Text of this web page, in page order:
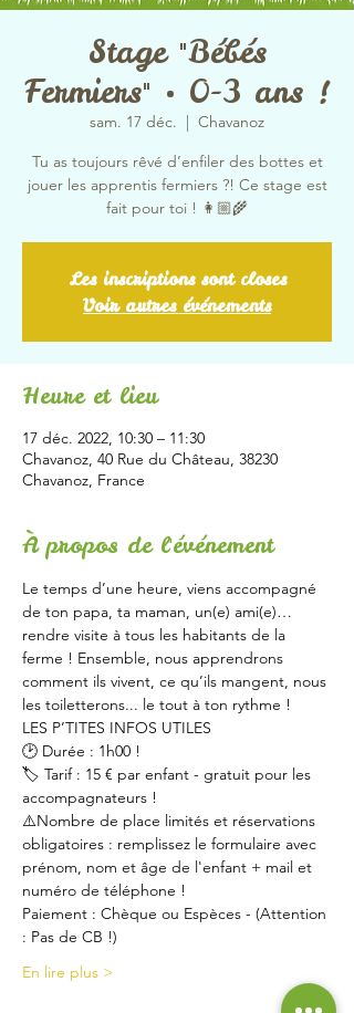
Stage "Bébés
Fermiers" • 0-3 ans !
sam. 17 déc.
  |
Chavanoz
Tu as toujours rêvé d’enfiler des bottes et
jouer les apprentis fermiers ?! Ce stage est
fait pour toi ! 👩🏼‍🌾
Les inscriptions sont closes
Voir autres événements
Heure et lieu
17 déc. 2022, 10:30 – 11:30
Chavanoz, 40 Rue du Château, 38230
Chavanoz, France
À propos de l'événement
Le temps d’une heure, viens accompagné
de ton papa, ta maman, un(e) ami(e)…
rendre visite à tous les habitants de la
ferme ! Ensemble, nous apprendrons
comment ils vivent, ce qu’ils mangent, nous
les toiletterons... le tout à ton rythme !
LES P’TITES INFOS UTILES
🕑 Durée : 1h00 !
🏷 Tarif : 15 € par enfant - gratuit pour les
accompagnateurs !
⚠️Nombre de place limités et réservations
obligatoires : remplissez le formulaire avec
prénom, nom et âge de l'enfant + mail et
numéro de téléphone !
Paiement : Chèque ou Espèces - (Attention
: Pas de CB !)
En lire plus >